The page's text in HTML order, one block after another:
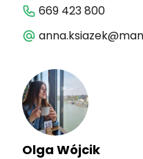
669 423 800
Olga Wójcik